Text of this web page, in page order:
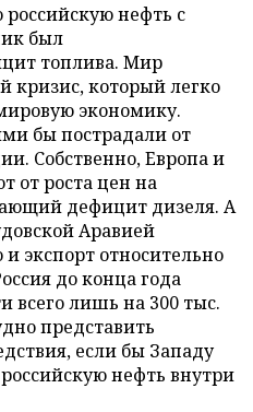
нефть с
был
топлива. Мир
кризис, который легко
экономику.
бы пострадали от
Собственно, Европа и
от роста цен на
дефицит дизеля. А
Аравией
экспорт относительно
до конца года
всего лишь на 300 тыс.
представить
если бы Западу
нефть внутри